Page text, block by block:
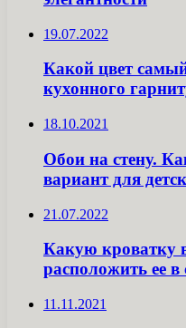
19.07.2022
Какой цвет
кухонного
18.10.2021
Обои на стену.
вариант для
21.07.2022
Какую кроватку
расположить ее в
11.11.2021